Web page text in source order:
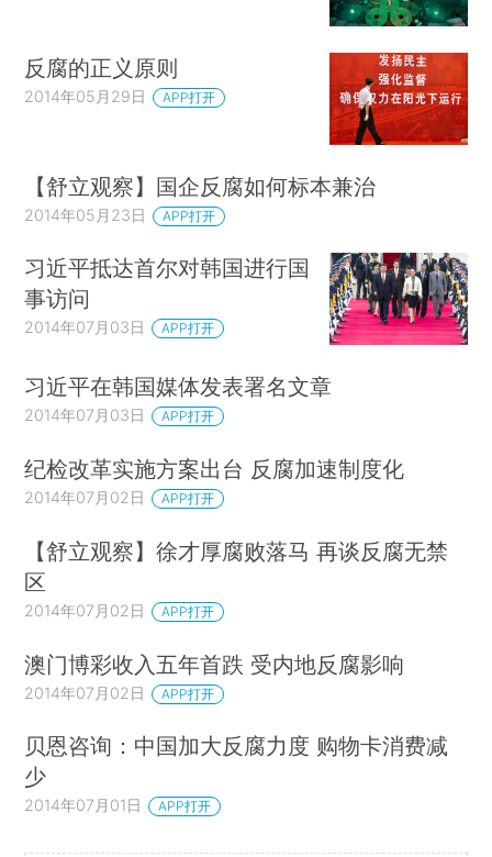
反腐的正义原则
2014年05月29日 APP打开
【舒立观察】国企反腐如何标本兼治
2014年05月23日 APP打开
习近平抵达首尔对韩国进行国
事访问
2014年07月03日 APP打开
习近平在韩国媒体发表署名文章
2014年07月03日 APP打开
纪检改革实施方案出台 反腐加速制度化
2014年07月02日 APP打开
【舒立观察】徐才厚腐败落马 再谈反腐无禁
区
2014年07月02日 APP打开
澳门博彩收入五年首跌 受内地反腐影响
2014年07月02日 APP打开
贝恩咨询：中国加大反腐力度 购物卡消费减
少
2014年07月01日 APP打开